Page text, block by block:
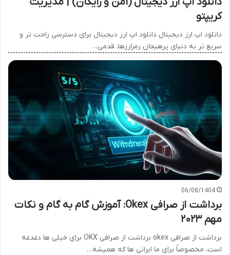
کریپتو
دانلود اپ ارز دیجیتال دانلود اپ ارز دیجیتال برای دسترسی راحت تر و
سریع تر به دنیای پرهیجان رمزارزها، قدمی…
06/08/1404
برداشت از صرافی Okex: آموزش گام به گام و نکات
مهم ۲۰۲۳
برداشت از صرافی okex برداشت از صرافی OKX برای خیلی ها دغدغه
است، مخصوصاً برای ما ایرانی ها که همیشه…